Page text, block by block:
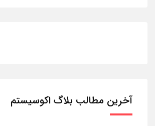
آخرین مطالب بلاگ اکوسیستم